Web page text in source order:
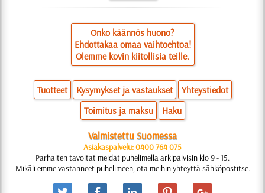
Onko käännös huono?
Ehdottakaa omaa vaihtoehtoa!
Olemme kovin kiitollisia teille.
Tuotteet Kysymykset ja vastaukset
Yhteystiedot
Toimitus ja maksu
Haku
Valmistettu Suomessa
Asiakaspalvelu: 0400 764 075
Parhaiten tavoitat meidät puhelimella arkipäivisin klo 9 - 15.
Mikäli emme vastanneet puhelimeen, ota meihin yhteyttä sähköpostitse.